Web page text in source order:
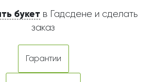
букет в Гадсдене и сделать
заказ
Гарантии